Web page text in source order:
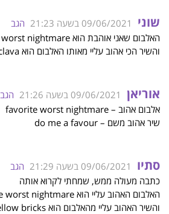
שוני 09/06/2021 בשעה 21:23
הגב
האלבום שאני אוהבת הוא favorite worst nightmare
והשיר הכי אהוב עליי מאותו האלבום הוא balaclava
אוריאן 09/06/2021 בשעה 21:26
הגב
אלבום אהוב – favorite worst nightmare
שיר אהוב משם – do me a favour
סתיו 09/06/2021 בשעה 21:29
הגב
כתבה מעולה ממש, שמחתי לקרוא אותה
האלבום האהוב עליי הוא favorite worst nightmare
והשיר האהוב עליי מהאלבום הוא old yellow bricks